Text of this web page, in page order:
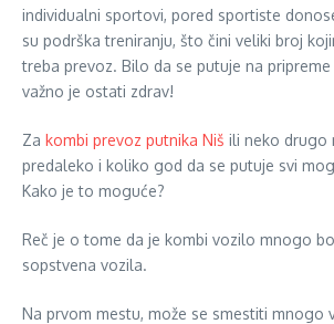
individualni sportovi, pored sportiste
su podrška treniranju, što čini veliki broj
treba prevoz. Bilo da se putuje na pripreme
važno je ostati zdrav!
Za kombi prevoz putnika Niš ili neko drugo
predaleko i koliko god da se putuje svi
Kako je to moguće?
Reč je o tome da je kombi vozilo mnogo
sopstvena vozila.
Na prvom mestu, može se smestiti mnogo